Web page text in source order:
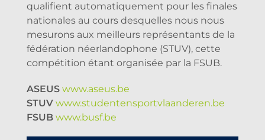
qualifient automatiquement pour les finales
nationales au cours desquelles nous nous
mesurons aux meilleurs représentants de la
fédération néerlandophone (STUV), cette
compétition étant organisée par la FSUB.
ASEUS www.aseus.be
STUV www.studentensportvlaanderen.be
FSUB www.busf.be